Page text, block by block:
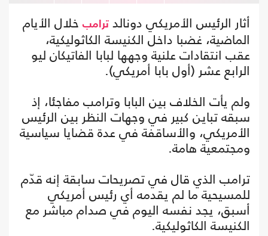
أثار الرئيس الأمريكي دونالد ترامب خلال الأيام
الماضية، غضبا داخل الكنيسة الكاثوليكية،
عقب انتقادات علنية وجهها لبابا الفاتيكان ليو
الرابع عشر (أول بابا أمريكي).
ولم يأت الخلاف بين البابا وترامب مفاجئا، إذ
سبقه تباين كبير في وجهات النظر بين الرئيس
الأمريكي، والأساقفة في عدة قضايا سياسية
ومجتمعية هامة.
ترامب الذي قال في تصريحات سابقة إنه قدّم
للمسيحية ما لم يقدمه أي رئيس أمريكي
أسبق، يجد نفسه اليوم في صدام مباشر مع
الكنيسة الكاثوليكية.